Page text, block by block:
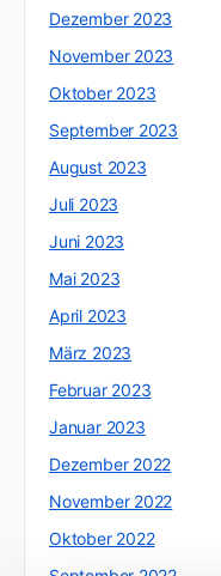
Dezember 2023
November 2023
Oktober 2023
September 2023
August 2023
Juli 2023
Juni 2023
Mai 2023
April 2023
März 2023
Februar 2023
Januar 2023
Dezember 2022
November 2022
Oktober 2022